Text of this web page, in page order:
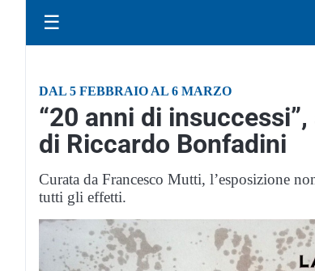
☰
DAL 5 FEBBRAIO AL 6 MARZO
“20 anni di
di Riccardo Bonfadini
Curata da Francesco Mutti, l’esposizione
tutti gli effetti.